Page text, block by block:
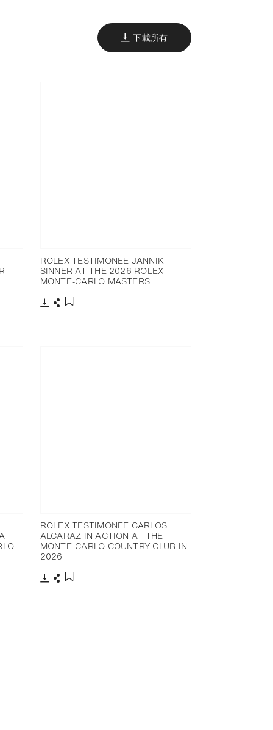
下載所有
ROLEX TESTIMONEE JANNIK
SINNER AT THE 2026 ROLEX
MONTE-CARLO MASTERS
ROLEX TESTIMONEE CARLOS
ALCARAZ IN ACTION AT THE
MONTE-CARLO COUNTRY CLUB IN
2026